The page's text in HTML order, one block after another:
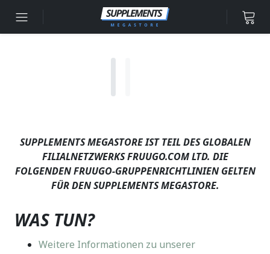
Zum Inhalt springen
SUPPLEMENTS MEGASTORE IST TEIL DES GLOBALEN
FILIALNETZWERKS FRUUGO.COM LTD. DIE
FOLGENDEN FRUUGO-GRUPPENRICHTLINIEN GELTEN
FÜR DEN SUPPLEMENTS MEGASTORE.
WAS TUN?
Weitere Informationen zu unserer